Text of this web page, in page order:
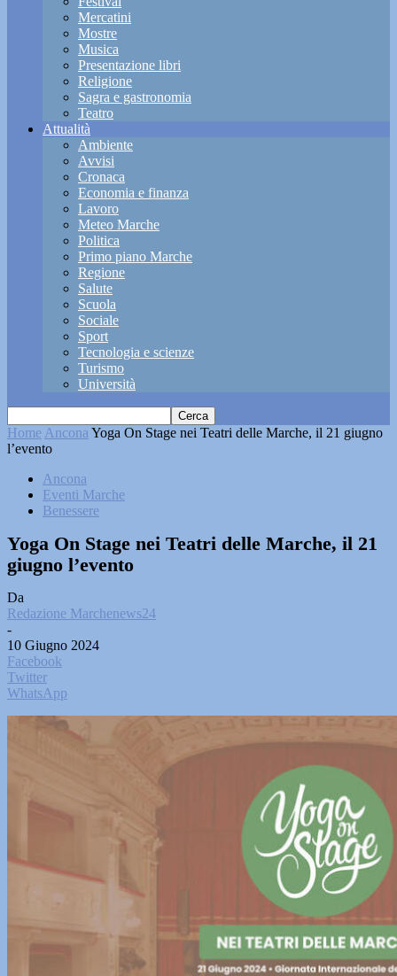
Mercatini
Mostre
Musica
Presentazione libri
Religione
Sagra e gastronomia
Teatro
Attualità
Ambiente
Avvisi
Cronaca
Economia e finanza
Lavoro
Meteo Marche
Politica
Primo piano Marche
Regione
Salute
Scuola
Sociale
Sport
Tecnologia e scienze
Turismo
Università
Home Ancona Yoga On Stage nei Teatri delle Marche, il 21 giugno
l’evento
Ancona
Eventi Marche
Benessere
Yoga On Stage nei Teatri delle Marche, il 21
giugno l’evento
Da
Redazione Marchenews24
-
10 Giugno 2024
Facebook
Twitter
WhatsApp